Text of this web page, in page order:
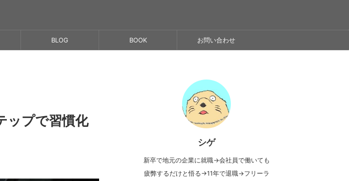
BLOG BOOK お問い合わせ
ップで習慣化
シゲ
新卒で地元の企業に就職→会社員で働いても
疲弊するだけと悟る→11年で退職→フリーラ